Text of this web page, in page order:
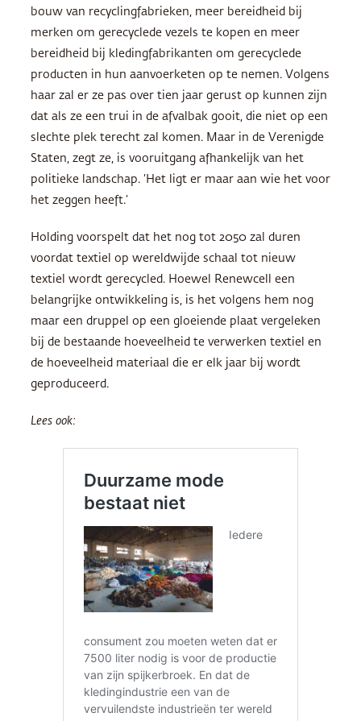
bouw van recyclingfabrieken, meer bereidheid bij
merken om gerecyclede vezels te kopen en meer
bereidheid bij kledingfabrikanten om gerecyclede
producten in hun aanvoerketen op te nemen. Volgens
haar zal er ze pas over tien jaar gerust op kunnen zijn
dat als ze een trui in de afvalbak gooit, die niet op een
slechte plek terecht zal komen. Maar in de Verenigde
Staten, zegt ze, is vooruitgang afhankelijk van het
politieke landschap. ‘Het ligt er maar aan wie het voor
het zeggen heeft.’
Holding voorspelt dat het nog tot 2050 zal duren
voordat textiel op wereldwijde schaal tot nieuw
textiel wordt gerecycled. Hoewel Renewcell een
belangrijke ontwikkeling is, is het volgens hem nog
maar een druppel op een gloeiende plaat vergeleken
bij de bestaande hoeveelheid te verwerken textiel en
de hoeveelheid materiaal die er elk jaar bij wordt
geproduceerd.
Lees ook: